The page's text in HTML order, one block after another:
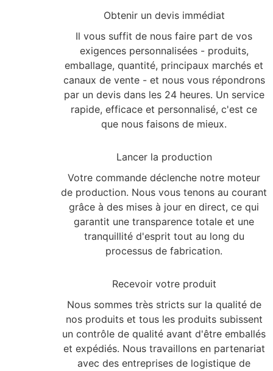
Obtenir un devis immédiat
Il vous suffit de nous faire part de vos
exigences personnalisées - produits,
emballage, quantité, principaux marchés et
canaux de vente - et nous vous répondrons
par un devis dans les 24 heures. Un service
rapide, efficace et personnalisé, c'est ce
que nous faisons de mieux.
Lancer la production
Votre commande déclenche notre moteur
de production. Nous vous tenons au courant
grâce à des mises à jour en direct, ce qui
garantit une transparence totale et une
tranquillité d'esprit tout au long du
processus de fabrication.
Recevoir votre produit
Nous sommes très stricts sur la qualité de
nos produits et tous les produits subissent
un contrôle de qualité avant d'être emballés
et expédiés. Nous travaillons en partenariat
avec des entreprises de logistique de